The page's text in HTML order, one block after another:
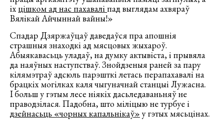
іхцішком ад нас пахаваліпад выглядам ахвяраў
Вялікай Айчыннай вайны!»
Спадар Дзяржаўцаў даведаўся пра апошнія
страшныя знаходкі ад мясцовых жыхароў.
Абыякавасьць уладаў, на думку актывіста, і прывяла
да наяўных наступстваў. Знойдзеныя раней за пару
кілямэтраў адсюль парэшткі летась перапахавалі на
брацкіх могілках каля чыгуначнай станцыі Лужасна.
І больш у гэтым лесе ніякіх дасьледаваньняў не
праводзілася. Падобна, што міліцыю не турбуе і
дзейнасьць «чорных капальнікаў» у гэтых мясьцінах.